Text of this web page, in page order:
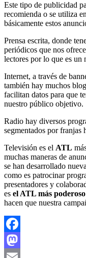
Este tipo de publicidad
recomienda o se utiliza
básicamente estos
Prensa escrita, donde
periódicos que nos
lectores por lo que es un
Internet, a través de
también hay muchos
facilitan datos para que
nuestro público objetivo.
Radio hay diversos
segmentados por franjas
Televisión es el ATL
muchas maneras de
se han desarrollado
como es patrocinar
presentadores y
es el ATL más poderoso
hacen que nuestra
Facebook